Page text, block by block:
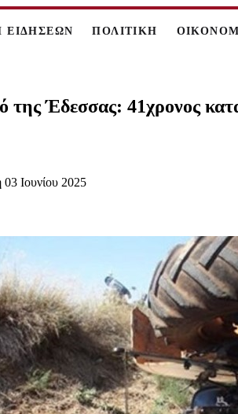
ΕΙΔΗΣΕΩΝ ΠΟΛΙΤΙΚΗ
της Έδεσσας: 41χρονος
03 Ιουνίου 2025